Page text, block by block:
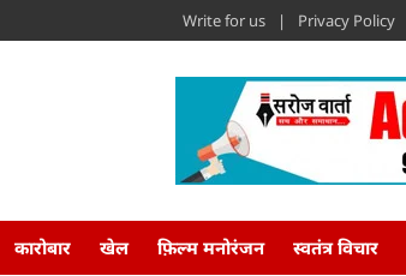
Write for us Privacy Policy
कारोबार खेल फ़िल्म मनोरंजन स्वतंत्र विचार